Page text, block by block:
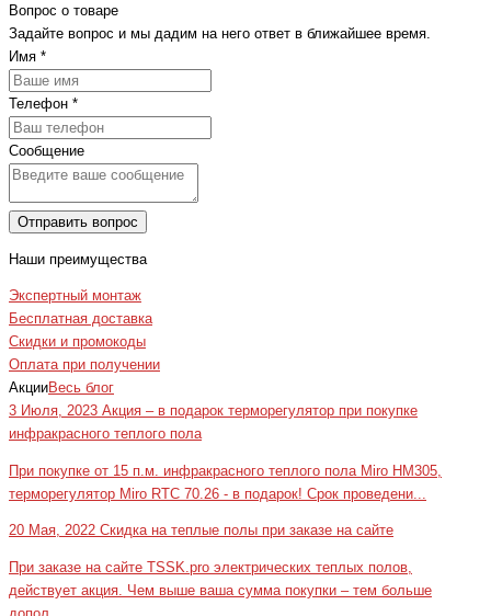
Вопрос о товаре
Задайте вопрос и мы дадим на него ответ в ближайшее время.
Имя *
Телефон *
Сообщение
Отправить вопрос
Наши преимущества
Экспертный монтаж
Бесплатная доставка
Скидки и промокоды
Оплата при получении
АкцииВесь блог
3 Июля, 2023 Акция – в подарок терморегулятор при покупке
инфракрасного теплого пола
При покупке от 15 п.м. инфракрасного теплого пола Miro HM305,
терморегулятор Miro RTC 70.26 - в подарок! Срок проведени...
20 Мая, 2022 Скидка на теплые полы при заказе на сайте
При заказе на сайте TSSK.pro электрических теплых полов,
действует акция. Чем выше ваша сумма покупки – тем больше